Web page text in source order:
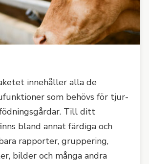
innehåller alla de
som behövs för tjur-
Till ditt
bland annat färdiga och
rapporter, gruppering,
bilder och många andra